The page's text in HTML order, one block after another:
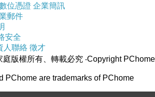
開花了。
位憑證 企業簡訊
郵件
安全
人聯絡 徵才
庭版權所有、轉載必究 ‧Copyright PChome
PChome are trademarks of PChome